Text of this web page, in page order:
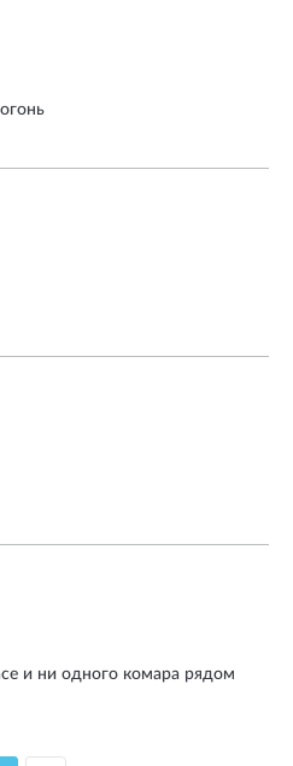
и ни одного комара рядом